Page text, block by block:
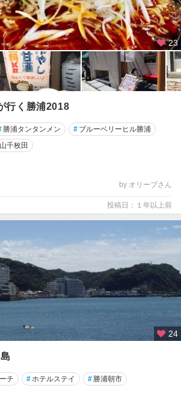
23
行く勝浦2018
勝浦タンタンメン # ブルーベリーヒル勝浦
千枚田
by オリーブさん
投稿日：１年以上前
24
チ #ホテルステイ # 勝浦朝市